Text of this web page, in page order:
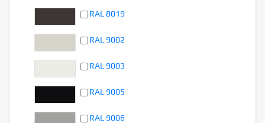
RAL 8019
RAL 9002
RAL 9003
RAL 9005
RAL 9006